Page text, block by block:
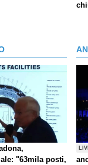
"63mila posti,